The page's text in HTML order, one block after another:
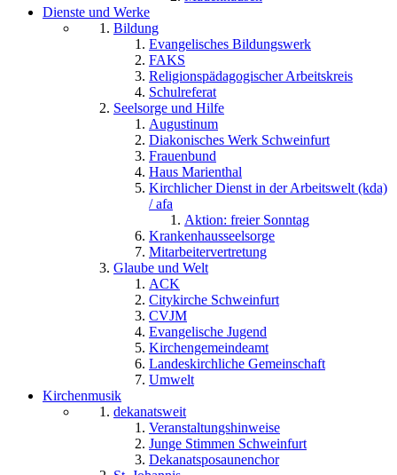
Dienste und Werke
Bildung
Evangelisches Bildungswerk
FAKS
Religionspädagogischer Arbeitskreis
Schulreferat
Seelsorge und Hilfe
Augustinum
Diakonisches Werk Schweinfurt
Frauenbund
Haus Marienthal
Kirchlicher Dienst in der Arbeitswelt (kda)
/ afa
Aktion: freier Sonntag
Krankenhausseelsorge
Mitarbeitervertretung
Glaube und Welt
ACK
Citykirche Schweinfurt
CVJM
Evangelische Jugend
Kirchengemeindeamt
Landeskirchliche Gemeinschaft
Umwelt
Kirchenmusik
dekanatsweit
Veranstaltungshinweise
Junge Stimmen Schweinfurt
Dekanatsposaunenchor